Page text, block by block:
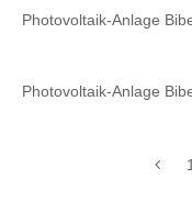
Photovoltaik-Anlage
Photovoltaik-Anlage
1